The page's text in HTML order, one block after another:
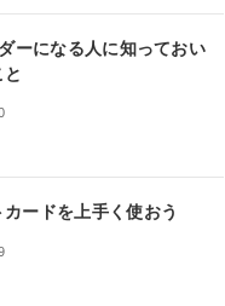
ーになる人に知っておい
ードを上手く使おう